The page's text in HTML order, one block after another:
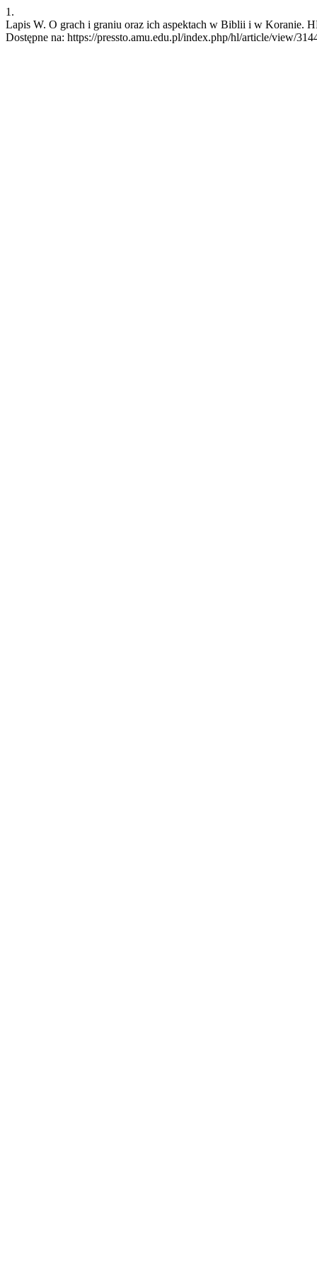
1.
Lapis W. O grach i graniu oraz ich aspektach w Biblii i w Koranie.
Dostępne na: https://pressto.amu.edu.pl/index.php/hl/article/view/